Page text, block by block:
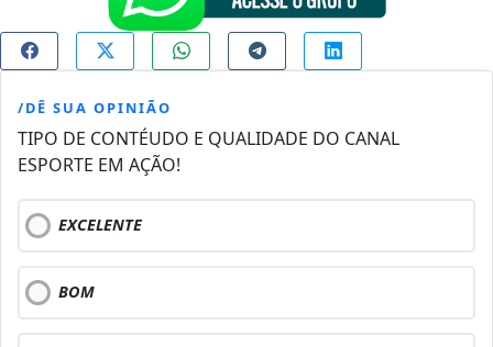
/DÊ SUA OPINIÃO
TIPO DE CONTÉUDO E QUALIDADE DO CANAL
ESPORTE EM AÇÃO!
EXCELENTE
BOM